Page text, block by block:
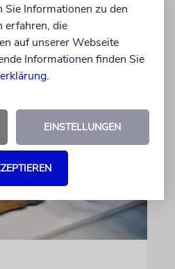
Sie Informationen zu den
erfahren, die
auf unserer Webseite
Informationen finden Sie
.
EINSTELLUNGEN